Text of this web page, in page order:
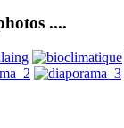
....